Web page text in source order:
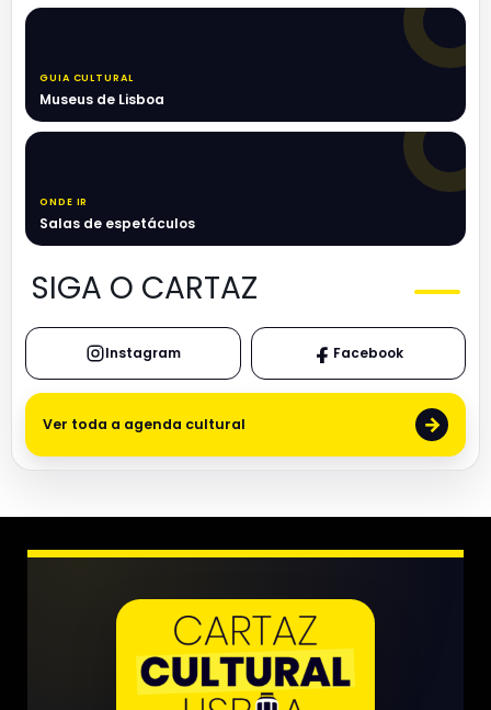
GUIA CULTURAL
Museus de Lisboa
ONDE IR
Salas de espetáculos
SIGA O CARTAZ
Instagram Facebook
Ver toda a agenda cultural →